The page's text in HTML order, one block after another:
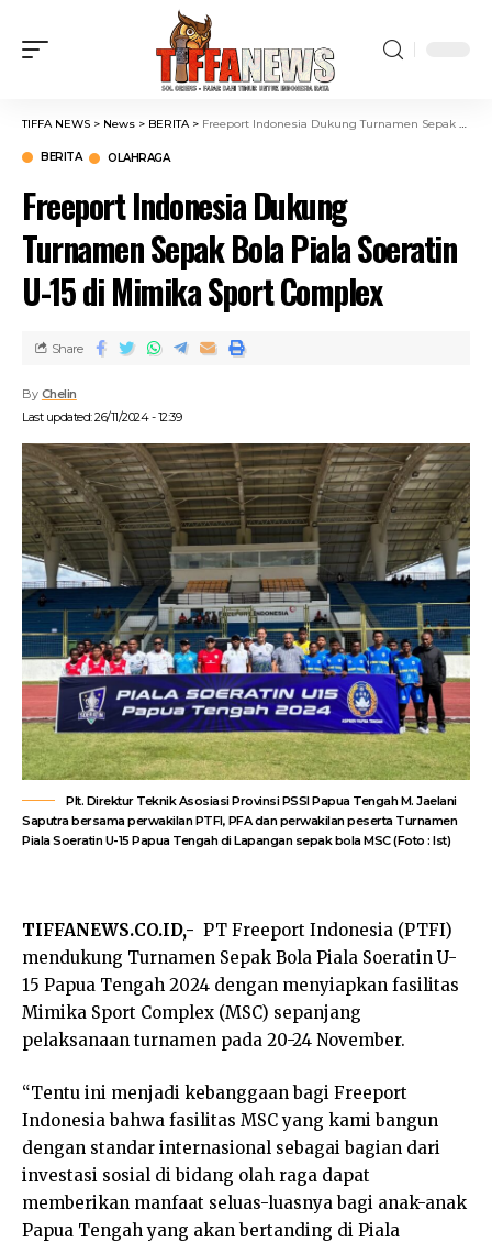
TIFFA NEWS > News > BERITA> Freeport Indonesia Dukung Turnamen Sepak Bola Piala Soeratin U-15 di Mimika Sport Complex
BERITA OLAHRAGA
Freeport Indonesia Dukung
Turnamen Sepak Bola Piala Soeratin
U-15 di Mimika Sport Complex
Last updated: 26/11/2024 - 12:39
By Chelin
Share
Plt. Direktur Teknik Asosiasi Provinsi PSSI Papua Tengah M. Jaelani
Saputra bersama perwakilan PTFI, PFA dan perwakilan peserta Turnamen
Piala Soeratin U-15 Papua Tengah di Lapangan sepak bola MSC (Foto : Ist)
TIFFANEWS.CO.ID,- PT Freeport Indonesia (PTFI)
mendukung Turnamen Sepak Bola Piala Soeratin U-
15 Papua Tengah 2024 dengan menyiapkan fasilitas
Mimika Sport Complex (MSC) sepanjang
pelaksanaan turnamen pada 20-24 November.
“Tentu ini menjadi kebanggaan bagi Freeport
Indonesia bahwa fasilitas MSC yang kami bangun
dengan standar internasional sebagai bagian dari
investasi sosial di bidang olah raga dapat
memberikan manfaat seluas-luasnya bagi anak-anak
Papua Tengah yang akan bertanding di Piala